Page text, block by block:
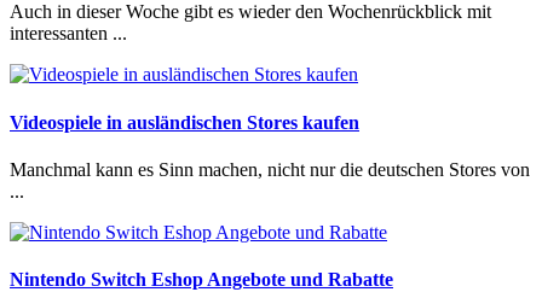
Auch in dieser Woche gibt es wieder den Wochenrückblick mit
interessanten ...
Videospiele in ausländischen Stores kaufen
Manchmal kann es Sinn machen, nicht nur die deutschen Stores von
...
Nintendo Switch Eshop Angebote und Rabatte